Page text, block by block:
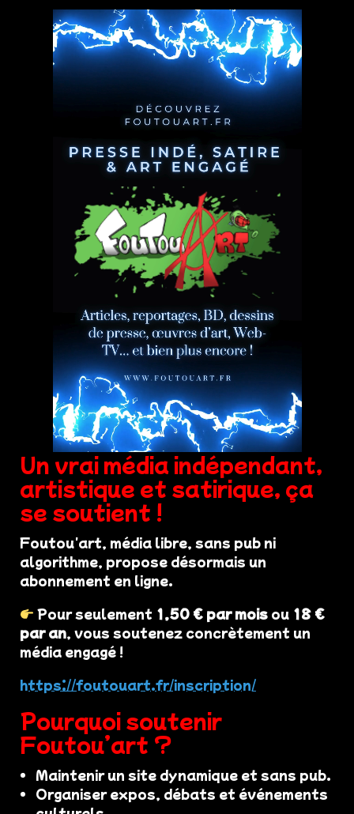
Un vrai média indépendant,
artistique et satirique, ça
se soutient !
Foutou'art, média libre, sans pub ni
algorithme, propose désormais un
abonnement en ligne.
Pour seulement 1,50 € par mois ou 18 €
par an, vous soutenez concrètement un
média engagé !
https://foutouart.fr/inscription/
Pourquoi soutenir
Foutou’art ?
Maintenir un site dynamique et sans pub.
Organiser expos, débats et événements